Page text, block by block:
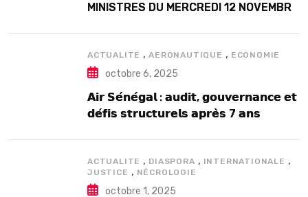
MINISTRES DU MERCREDI 12 NOVEMBRE
ACTUALITE ,AERONAUTIQUE , ECONOMIE
octobre 6, 2025
𝗔𝗶𝗿 𝗦𝗲́𝗻𝗲́𝗴𝗮𝗹 : 𝗮𝘂𝗱𝗶𝘁, 𝗴𝗼𝘂𝘃𝗲𝗿𝗻𝗮𝗻𝗰𝗲 𝗲𝘁
𝗱𝗲́𝗳𝗶𝘀 𝘀𝘁𝗿𝘂𝗰𝘁𝘂𝗿𝗲𝗹𝘀 𝗮𝗽𝗿𝗲̀𝘀 7 𝗮𝗻𝘀
ACTUALITE , DIASPORA , INTERNATIONALE ,
JUSTICE , NÉCROLOGIE
octobre 1, 2025